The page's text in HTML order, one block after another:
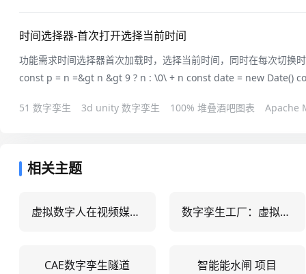
时间选择器-首次打开选择当前时间
功能需求时间选择器首次加载时，选择当前时间，同时在每次切换
const p = n =&gt n &gt 9 ? n : \0\ + n const date = new Date() const YYYY = date.getFullYear()
51 数字孪生
3d unity 数字孪生 100% 堆叠酒吧图表 Apache
相关主题
虚拟数字人在视频媒体中的表现技巧 数字孪生工厂：虚拟与现实的完美融合
CAE数字孪生隧道 智能能水闸 项目